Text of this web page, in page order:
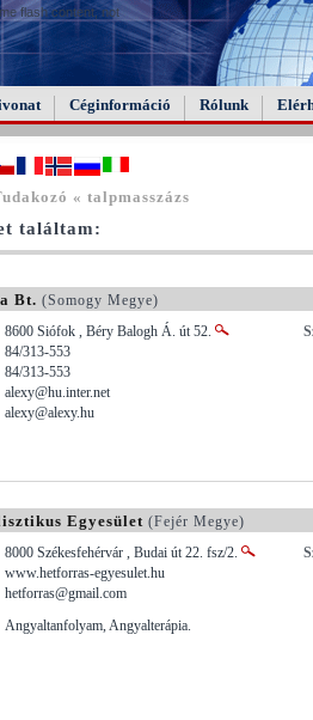
flash content, not
Céginformáció Rólunk
« talpmasszázs
találtam:
Bt. (Somogy Megye)
8600 Siófok , Béry Balogh Á. út 52.
84/313-553
84/313-553
alexy@hu.inter.net
alexy@alexy.hu
Egyesület (Fejér Megye)
8000 Székesfehérvár , Budai út 22. fsz/2.
www.hetforras-egyesulet.hu
hetforras@gmail.com
Angyaltanfolyam, Angyalterápia.